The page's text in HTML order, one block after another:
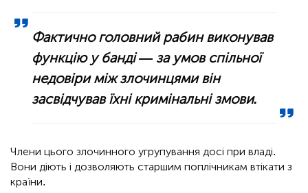
Фактично головний рабин виконував
функцію у банді — за умов спільної
недовіри між злочинцями він
засвідчував їхні кримінальні змови.
Члени цього злочинного угрупування досі при владі.
Вони діють і дозволяють старшим поплічникам втікати з
країни.